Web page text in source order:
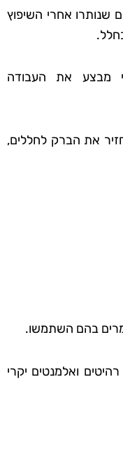
שנותרו אחרי השיפוץ
מבצע את העבודה
את הברק לחללים,
בהם השתמשו.
ואלמנטים יקרי